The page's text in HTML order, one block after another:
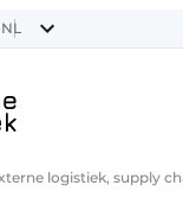
NL
logistiek, supply